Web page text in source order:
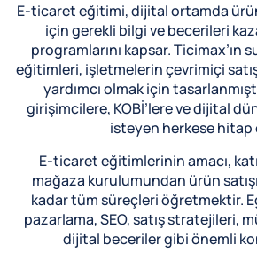
E-ticaret eğitimi, dijital ortamda
için gerekli bilgi ve becerileri
programlarını kapsar.
eğitimleri, işletmelerin çevrimiçi
yardımcı olmak için
girişimcilere, KOBİ’lere ve dijital
isteyen herkese hitap
E-ticaret eğitimlerinin amacı,
mağaza kurulumundan ürün
kadar tüm süreçleri öğretmektir.
pazarlama, SEO, satış stratejileri,
dijital beceriler gibi önemli